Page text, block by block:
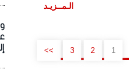
الـمــزيـد
1
2
3
>>